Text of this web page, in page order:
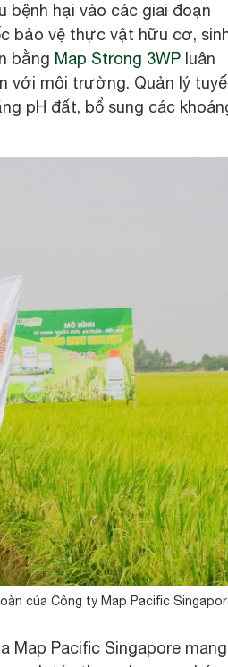
bệnh hại vào các giai đoạn
bảo vệ thực vật hữu cơ,
bằng Map Strong 3WP luân
với môi trường. Quản lý
pH đất, bổ sung các
của Công ty Map Pacific
Map Pacific Singapore mang